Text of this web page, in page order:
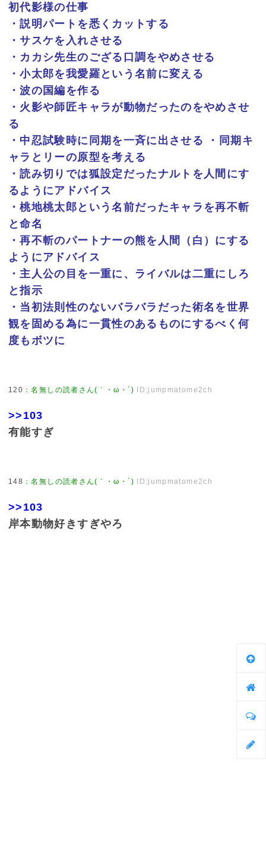
初代影様の仕事
・説明パートを悉くカットする
・サスケを入れさせる
・カカシ先生のござる口調をやめさせる
・小太郎を我愛羅という名前に変える
・波の国編を作る
・火影や師匠キャラが動物だったのをやめさせ
る
・中忍試験時に同期を一斉に出させる ・同期キ
ャラとリーの原型を考える
・読み切りでは狐設定だったナルトを人間にす
るようにアドバイス
・桃地桃太郎という名前だったキャラを再不斬
と命名
・再不斬のパートナーの熊を人間（白）にする
ようにアドバイス
・主人公の目を一重に、ライバルは二重にしろ
と指示
・当初法則性のないバラバラだった術名を世界
観を固める為に一貫性のあるものにするべく何
度もボツに
120 ：名無しの読者さん(｀・ω・´) ID:jumpmatome2ch
>>103
有能すぎ
148 ：名無しの読者さん(｀・ω・´) ID:jumpmatome2ch
>>103
岸本動物好きすぎやろ